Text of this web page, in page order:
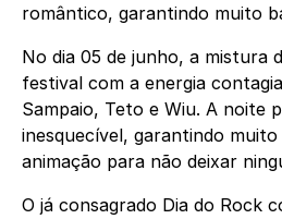
romântico, garantindo muito
No dia 05 de junho, a mistura
festival com a energia
Sampaio, Teto e Wiu. A noite
inesquecível, garantindo
animação para não deixar
O já consagrado Dia do Rock